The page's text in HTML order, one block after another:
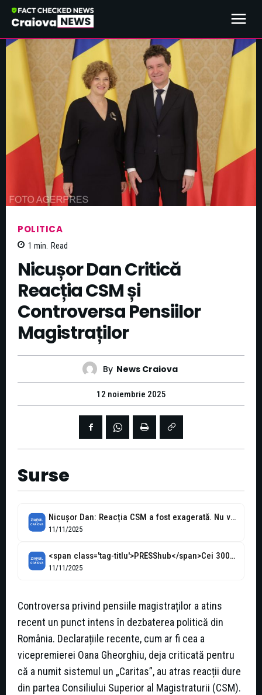
POLITICA
1 min. Read
Nicușor Dan Critică
Reacția CSM și
Controversa Pensiilor
Magistraților
By News Craiova
12 noiembrie 2025
Surse
Nicușor Dan: Reacția CSM a fost exagerată. Nu voi semna o cerere...
11/11/2025
<span class='tag-titlu'>PRESShub</span>Cei 300 de speciali cu pensii ultra-speciale și datoria ministrului<span class='antiorfan'>...
11/11/2025
Controversa privind pensiile magistraților a atins
recent un punct intens în dezbaterea politică din
România. Declarațiile recente, cum ar fi cea a
vicepremierei Oana Gheorghiu, deja criticată pentru
că a numit sistemul un „Caritas”, au atras reacții dure
din partea Consiliului Superior al Magistraturii (CSM).